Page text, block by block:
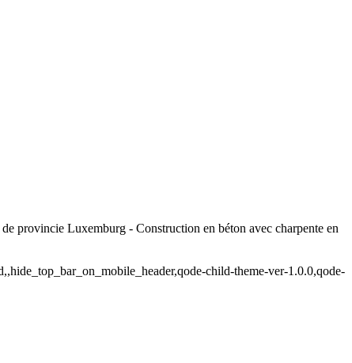
provincie Luxemburg - Construction en béton avec charpente en
child-theme-ver-1.0.0,qode-